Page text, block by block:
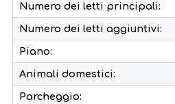
Numero dei letti principali:
Numero dei letti aggiuntivi:
Piano:
Animali domestici:
Parcheggio: